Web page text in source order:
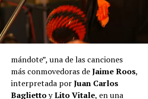
pigmentos cuyos nombres se
de los barcos del puerto, también
música, con la voz. Hay algo de la
a teñir las palabras que
Denise
de oficios, maravilloso”, sostuvo el
Santoro .
mándote”, una de las canciones
más conmovedoras deJaime Roos,
interpretada porJuan Carlos
BagliettoyLito Vitale, en una